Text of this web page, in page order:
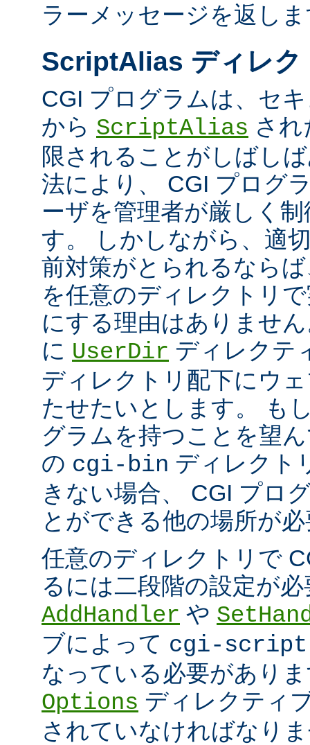
ラーメッセージを返し
ScriptAlias ディレク
CGI プログラムは、セ
から ScriptAlias さ
限されることがしばし
法により、 CGI プログ
ーザを管理者が厳しく
す。 しかしながら、適
前対策がとられるなら
を任意のディレクトリ
にする理由はありませ
に UserDir ディレクテ
ディレクトリ配下にウ
たせたいとします。 も
グラムを持つことを望
の cgi-bin ディレクト
きない場合、 CGI プロ
とができる他の場所が
任意のディレクトリで
るには二段階の設定が
AddHandler や
ブによって cgi-script
なっている必要があり
Options ディレクティ
されていなければなり